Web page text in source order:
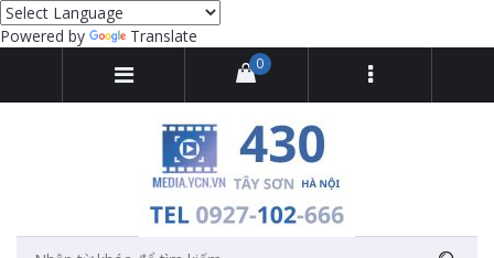
Powered by Translate
0